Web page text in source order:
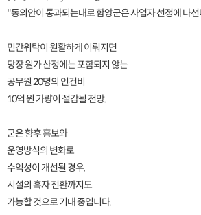
"동의안이 통과되는대로 함양군은 사업자 선정에 나
민간위탁이 원활하게 이뤄지면
당장 원가 산정에는 포함되지 않는
공무원 20명의 인건비
10억 원 가량이 절감될 전망.
군은 향후 홍보와
운영방식의 변화로
수익성이 개선될 경우,
시설의 흑자 전환까지도
가능할 것으로 기대 중입니다.